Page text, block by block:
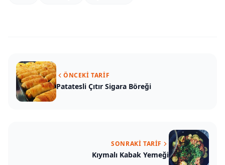
ÖNCEKI TARIF
Patatesli Çıtır Sigara Böreği
SONRAKI TARIF
Kıymalı Kabak Yemeği